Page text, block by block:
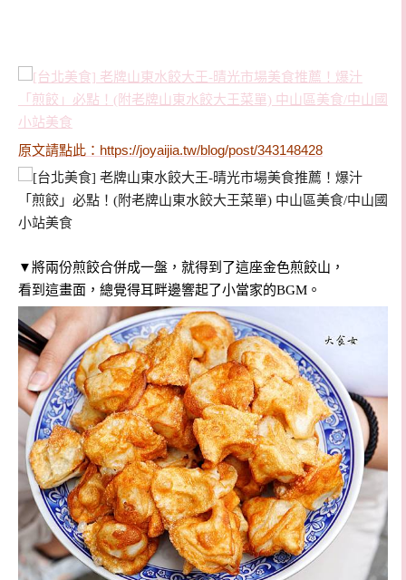
原文請點此： https://joyaijia.tw/blog/post/343148428
▼將兩份煎餃合併成一盤，就得到了這座金色煎餃山，
看到這畫面，總覺得耳畔邊響起了小當家的BGM。